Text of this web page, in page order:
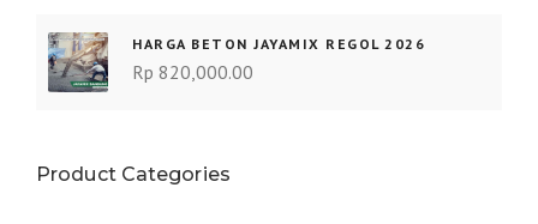
HARGA BETON JAYAMIX REGOL 2026
Rp 820,000.00
Product Categories